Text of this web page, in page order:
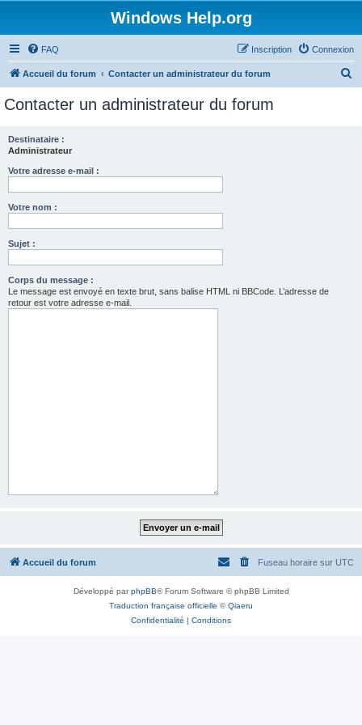
Windows Help.org
FAQ Connexion
Inscription
Accueil du forum Contacter un administrateur du forum
Contacter un administrateur du forum
Destinataire :
Administrateur
Votre adresse e-mail :
Votre nom :
Sujet :
Corps du message :
Le message est envoyé en texte brut, sans balise HTML ni BBCode. L’adresse de
retour est votre adresse e-mail.
Accueil du forum Fuseau horaire sur UTC
Développé parphpBB® Forum Software © phpBB Limited
Traduction française officielle ©Qiaeru
Confidentialité | Conditions